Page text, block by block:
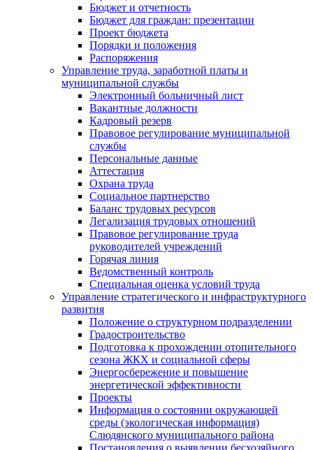
Бюджет и отчетность
Бюджет для граждан: презентации
Проект бюджета
Порядки и положения
Распоряжения
Управление труда, заработной платы и
муниципальной службы
Электронный больничный лист
Вакантные должности
Кадровый резерв
Правовое регулирование муниципальной
службы
Персональные данные
Аттестация
Охрана труда
Социальное партнерство
Баланс трудовых ресурсов
Легализация трудовых отношений
Правовое регулирование труда
руководителей учреждений
Горячая линия
Ведомственный контроль
Специальная оценка условий труда
Управление стратегического и инфраструктурного
развития
Положение о структурном подразделении
Градостроительство
Подготовка к прохождении отопительного
сезона ЖКХ и социальной сферы
Энергосбережение и повышение
энергетической эффективности
Проекты
Информация о состоянии окружающей
среды (экологическая информация)
Слюдянского муниципального района
Постановления о выявлении бесхозяйного